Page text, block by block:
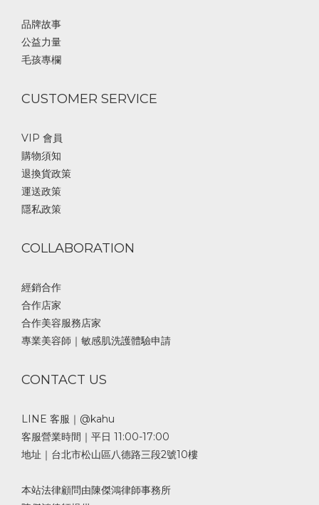
品牌故事
公益力量
毛孩專欄
CUSTOMER SERVICE
VIP 會員
購物須知
退換貨政策
運送政策
隱私政策
COLLABORATION
經銷合作
合作店家
合作美容服務店家
專業美容師｜敏感肌洗護體驗申請
CONTACT US
LINE 客服｜@kahu
客服營業時間｜平日 11:00-17:00
地址｜台北市松山區八德路三段2號10樓
本站法律顧問由陳傑鴻律師事務所